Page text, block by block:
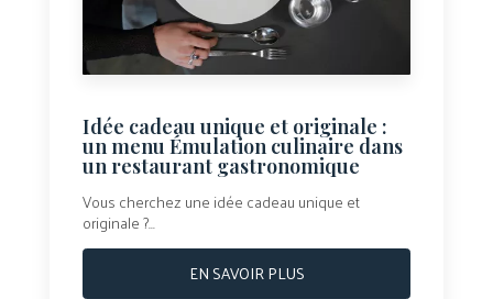
Idée cadeau unique et originale :
un menu Émulation culinaire dans
un restaurant gastronomique
Vous cherchez une idée cadeau unique et
originale ?...
EN SAVOIR PLUS